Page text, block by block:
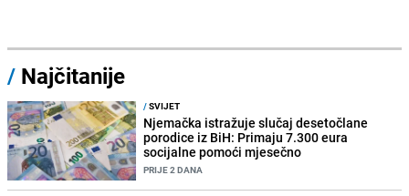
/ Najčitanije
/SVIJET
Njemačka istražuje slučaj desetočlane
porodice iz BiH: Primaju 7.300 eura
socijalne pomoći mjesečno
PRIJE 2 DANA